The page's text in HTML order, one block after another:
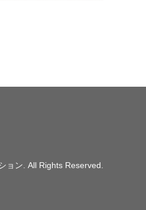
ョン . All Rights Reserved.